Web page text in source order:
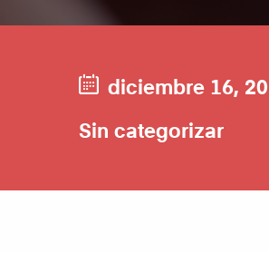
diciembre 16,
Sin categorizar